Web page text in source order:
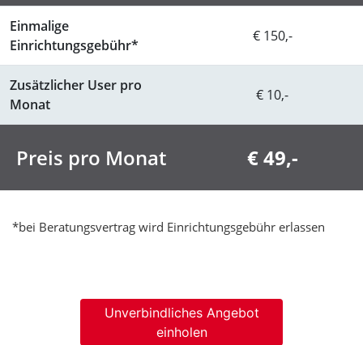
Einmalige
Einrichtungsgebühr*
€ 150,-
Zusätzlicher User pro
Monat
€ 10,-
Preis pro Monat € 49,-
*bei Beratungsvertrag wird Einrichtungsgebühr erlassen
Unverbindliches Angebot
einholen